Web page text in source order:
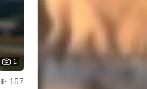
1
157